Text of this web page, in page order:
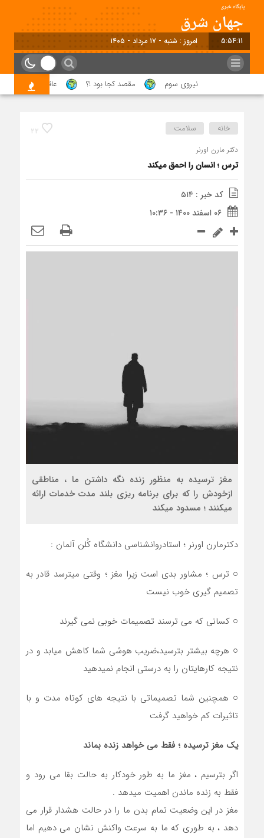
5:54:11 امروز : شنبه - ۱۷ مرداد - ۱۴۰۵
نیروی سوم مقصد کجا بود !؟ عاقبت حرام کردن
۲۲ خانه سلامت
دکتر مارن اورنر
ترس ؛ انسان را احمق میکند
کد خبر : ۵۱۴
۰۶ اسفند ۱۴۰۰ - ۱۰:۳۶
مغز ترسیده به منظور زنده نگه داشتن ما ، مناطقی
ازخودش را که برای برنامه ریزی بلند مدت خدمات ارائه
میکنند ؛ مسدود میکند
دکترمارن اورنر ؛ استادروانشناسی دانشگاه کُلن آلمان :
○ ترس ؛ مشاور بدی است زیرا مغز ؛ وقتی میترسد قادر به
تصمیم گیری خوب نیست
○ کسانی که می ترسند تصمیمات خوبی نمی گیرند
○ هرچه بیشتر بترسید،ضریب هوشی شما کاهش میابد و در
نتیجه کارهایتان را به درستی انجام نمیدهید
○ همچنین شما تصمیماتی با نتیجه های کوتاه مدت و با
تاثیرات کم خواهید گرفت
یک مغز ترسیده ؛ فقط می خواهد زنده بماند
اگر بترسیم ، مغز ما به طور خودکار به حالت بقا می رود و
فقط به زنده ماندن اهمیت میدهد .
مغز در این وضعیت تمام بدن ما را در حالت هشدار قرار می
دهد ، به طوری که ما به سرعت واکنش نشان می دهیم اما